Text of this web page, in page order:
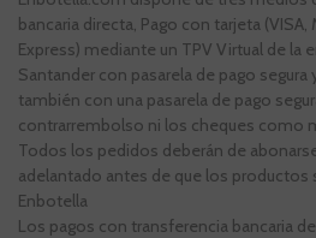
bancaria directa, Pago con tarjeta (VISA,
Express) mediante un TPV Virtual de la
Santander con pasarela de pago segura
también con una pasarela de pago
contrarrembolso ni los cheques como
Todos los pedidos deberán de
adelantado antes de que los productos
Enbotella
Los pagos con transferencia bancaria